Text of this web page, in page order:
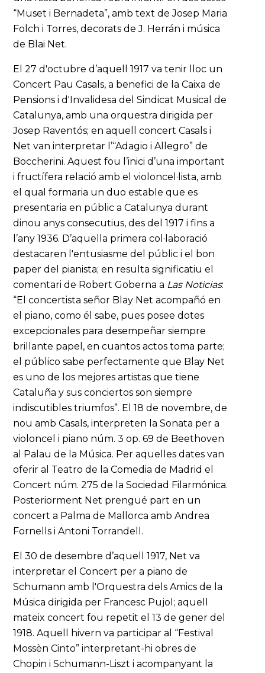
“Muset i Bernadeta”, amb text de Josep Maria
Folch i Torres, decorats de J. Herrán i música
de Blai Net.
El 27 d'octubre d’aquell 1917 va tenir lloc un
Concert Pau Casals, a benefici de la Caixa de
Pensions i d'Invalidesa del Sindicat Musical de
Catalunya, amb una orquestra dirigida per
Josep Raventós; en aquell concert Casals i
Net van interpretar l’“Adagio i Allegro” de
Boccherini. Aquest fou l’inici d’una important
i fructífera relació amb el violoncel·lista, amb
el qual formaria un duo estable que es
presentaria en públic a Catalunya durant
dinou anys consecutius, des del 1917 i fins a
l’any 1936. D’aquella primera col·laboració
destacaren l'entusiasme del públic i el bon
paper del pianista; en resulta significatiu el
comentari de Robert Goberna a Las Noticias:
“El concertista señor Blay Net acompañó en
el piano, como él sabe, pues posee dotes
excepcionales para desempeñar siempre
brillante papel, en cuantos actos toma parte;
el público sabe perfectamente que Blay Net
es uno de los mejores artistas que tiene
Cataluña y sus conciertos son siempre
indiscutibles triumfos”. El 18 de novembre, de
nou amb Casals, interpreten la Sonata per a
violoncel i piano núm. 3 op. 69 de Beethoven
al Palau de la Música. Per aquelles dates van
oferir al Teatro de la Comedia de Madrid el
Concert núm. 275 de la Sociedad Filarmónica.
Posteriorment Net prengué part en un
concert a Palma de Mallorca amb Andrea
Fornells i Antoni Torrandell.
El 30 de desembre d’aquell 1917, Net va
interpretar el Concert per a piano de
Schumann amb l'Orquestra dels Amics de la
Música dirigida per Francesc Pujol; aquell
mateix concert fou repetit el 13 de gener del
1918. Aquell hivern va participar al “Festival
Mossèn Cinto” interpretant-hi obres de
Chopin i Schumann-Liszt i acompanyant la